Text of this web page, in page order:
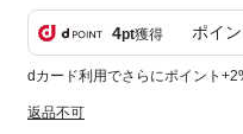
4pt獲得 ポイ
dカード利用でさらにポイント
返品不可